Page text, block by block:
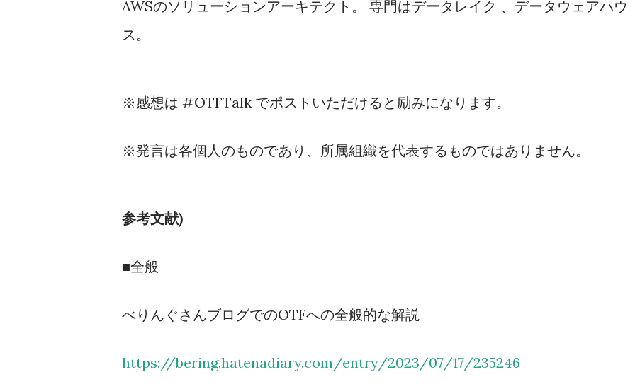
AWSのソリューションアーキテクト。 専門はデータレイク 、データウェアハウ
ス。
※感想は #OTFTalk でポストいただけると励みになります。
※発言は各個人のものであり、所属組織を代表するものではありません。
参考文献)
■全般
べりんぐさんブログでのOTFへの全般的な解説
https://bering.hatenadiary.com/entry/2023/07/17/235246